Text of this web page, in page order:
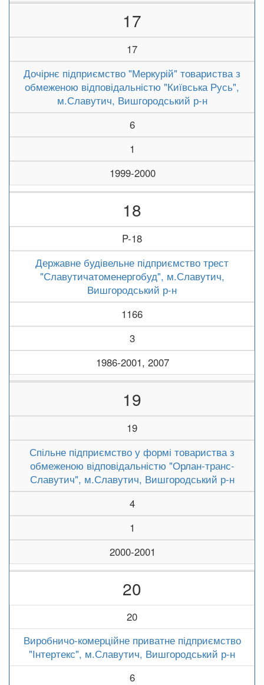
17
17
Дочірнє підприємство "Меркурій" товариства з
обмеженою відповідальністю "Київська Русь",
м.Славутич, Вишгородський р-н
6
1
1999-2000
18
P-18
Державне будівельне підприємство трест
"Славутичатоменергобуд", м.Славутич,
Вишгородський р-н
1166
3
1986-2001, 2007
19
19
Спільне підприємство у формі товариства з
обмеженою відповідальністю "Орлан-транс-
Славутич", м.Славутич, Вишгородський р-н
4
1
2000-2001
20
20
Виробничо-комерційне приватне підприємство
"Інтертекс", м.Славутич, Вишгородський р-н
6